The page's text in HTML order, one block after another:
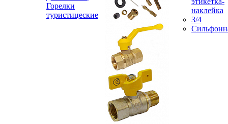
Горелки
туристицеские
наклейка
3/4